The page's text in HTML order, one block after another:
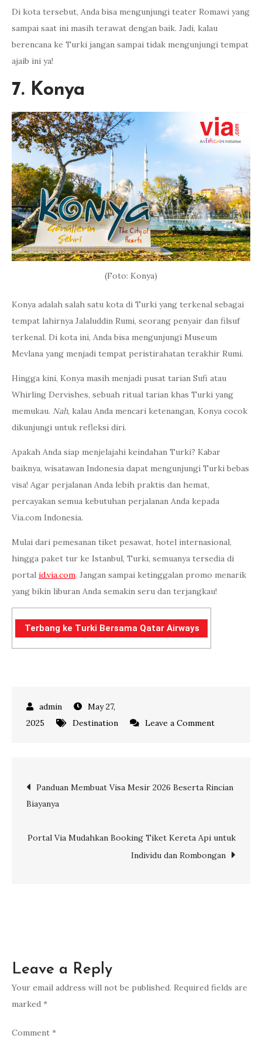
Di kota tersebut, Anda bisa mengunjungi teater Romawi yang
sampai saat ini masih terawat dengan baik. Jadi, kalau
berencana ke Turki jangan sampai tidak mengunjungi tempat
ajaib ini ya!
7. Konya
(Foto: Konya)
Konya adalah salah satu kota di Turki yang terkenal sebagai
tempat lahirnya Jalaluddin Rumi, seorang penyair dan filsuf
terkenal. Di kota ini, Anda bisa mengunjungi Museum
Mevlana yang menjadi tempat peristirahatan terakhir Rumi.
Hingga kini, Konya masih menjadi pusat tarian Sufi atau
Whirling Dervishes, sebuah ritual tarian khas Turki yang
memukau. Nah, kalau Anda mencari ketenangan, Konya cocok
dikunjungi untuk refleksi diri.
Apakah Anda siap menjelajahi keindahan Turki? Kabar
baiknya, wisatawan Indonesia dapat mengunjungi Turki bebas
visa! Agar perjalanan Anda lebih praktis dan hemat,
percayakan semua kebutuhan perjalanan Anda kepada
Via.com Indonesia.
Mulai dari pemesanan tiket pesawat, hotel internasional,
hingga paket tur ke Istanbul, Turki, semuanya tersedia di
portal id.via.com. Jangan sampai ketinggalan promo menarik
yang bikin liburan Anda semakin seru dan terjangkau!
Terbang ke Turki Bersama Qatar Airways
May 27,
2025
Destination Leave a Commenton
Turki
Masuk
List
Post
navigation
Panduan Membuat Visa Mesir 2026 Beserta Rincian
Biayanya
Portal Via Mudahkan Booking Tiket Kereta Api untuk
Individu dan Rombongan
Leave a Reply
Your email address will not be published. Required fields are
marked *
Comment *